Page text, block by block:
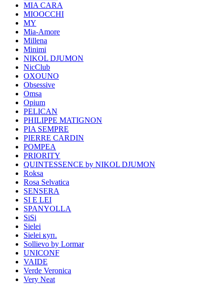
MIA CARA
MIOOCCHI
MY
Mia-Amore
Millena
Minimi
NIKOL DJUMON
NicClub
OXOUNO
Obsessive
Omsa
Opium
PELICAN
PHILIPPE MATIGNON
PIA SEMPRE
PIERRE CARDIN
POMPEA
PRIORITY
QUINTESSENCE by NIKOL DJUMON
Roksa
Rosa Selvatica
SENSERA
SI E LEI
SPANYOLLA
SiSi
Sielei
Sielei куп.
Sollievo by Lormar
UNICONF
VAIDE
Verde Veronica
Very Neat